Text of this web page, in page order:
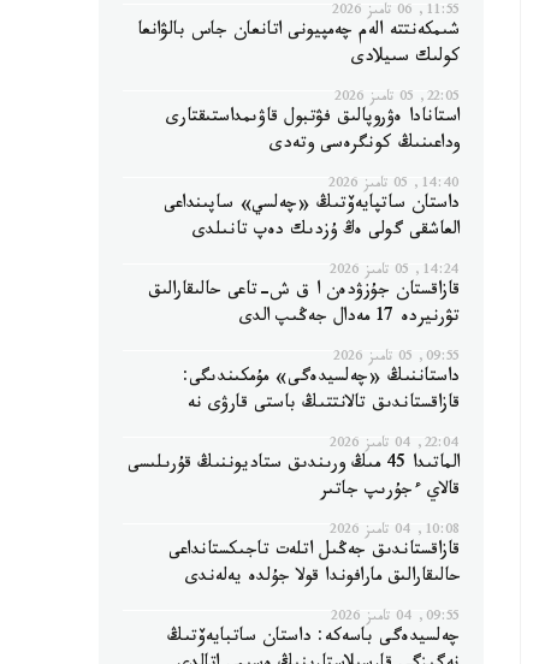
11:55, 06 تامىز 2026
شىمكەنتتە الەم چەمپيونى اتانعان جاس بالۋانعا
كولىك سىيلادى
22:05, 05 تامىز 2026
استانادا ەۋروپالىق فۋتبول قاۋىمداستىقتارى
وداعىنىڭ كونگرەسى وتەدى
14:40, 05 تامىز 2026
داستان ساتپايەۆتىڭ «چەلسي» ساپىنداعى
العاشقى گولى ەڭ ۇزدىك دەپ تانىلدى
14:24, 05 تامىز 2026
قازاقستان جۇزۋدەن ا ق ش-تاعى حالىقارالىق
تۋرنيردە 17 مەدال جەڭىپ الدى
09:55, 05 تامىز 2026
داستاننىڭ «چەلسيدەگى» مۇمكىندىگى:
قازاقستاندىق تالانتتىڭ باستى قارۋى نە
22:04, 04 تامىز 2026
الماتىدا 45 مىڭ ورىندىق ستاديوننىڭ قۇرىلىسى
قالاي ءجۇرىپ جاتىر
10:08, 04 تامىز 2026
قازاقستاندىق جەڭىل اتلەت تاجىكستانداعى
حالىقارالىق مارافوندا قولا جۇلدە يەلەندى
09:55, 04 تامىز 2026
چەلسيدەگى باسەكە: داستان ساتبايەۆتىڭ